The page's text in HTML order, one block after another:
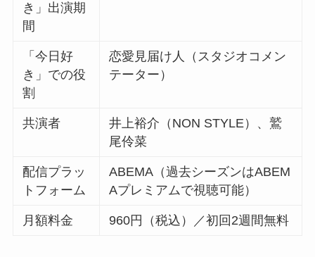
き」出演期
間
「今日好
き」での役
割
恋愛見届け人（スタジオコメン
テーター）
共演者
井上裕介（NON STYLE）、鷲
尾伶菜
配信プラッ
トフォーム
ABEMA（過去シーズンはABEM
Aプレミアムで視聴可能）
月額料金 960円（税込）／初回2週間無料